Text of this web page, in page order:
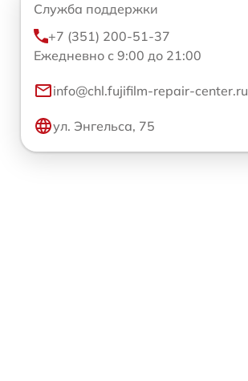
Служба поддержки
+7 (351) 200-51-37
Ежедневно с 9:00 до 21:00
info@chl.fujifilm-repair-center.ru
ул. Энгельса, 75